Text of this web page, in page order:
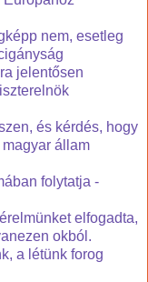
nem, esetleg
jelentősen
és kérdés, hogy
állam
folytatja -
elfogadta,
okból.
a létünk forog